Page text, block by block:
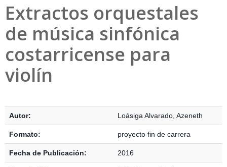
Extractos orquestales
de música sinfónica
costarricense para
violín
Autor: Loásiga Alvarado, Azeneth
Formato: proyecto fin de carrera
Fecha de Publicación: 2016